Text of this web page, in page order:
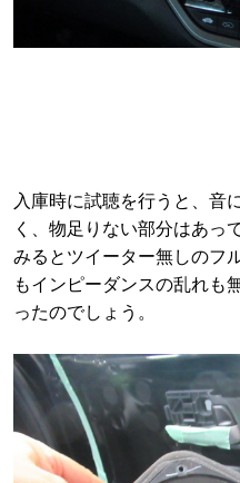
入庫時に試聴を行うと、音
く、物足りない部分はあっ
みるとツイーター無しのフ
もインピーダンスの乱れも
ったのでしょう。